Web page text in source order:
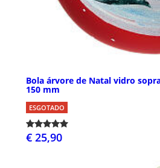
Bola árvore de Natal vidro
150 mm
ESGOTADO
€ 25,90